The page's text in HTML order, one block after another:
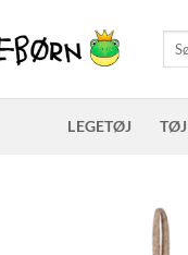
Søg
LEGETØJ TØJ